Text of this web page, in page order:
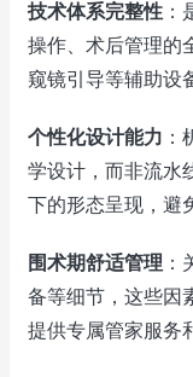
技术体系完整性
操作、术后管理的
窥镜引导等辅助设
个性化设计能力
学设计，而非流水
下的形态呈现，避
围术期舒适管理
备等细节，这些因
提供专属管家服务